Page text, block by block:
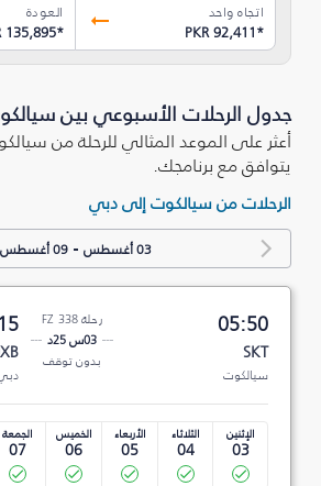
اتجاه واحد
PKR 92,411*
العودة
135,895*
جدول الرحلات الأسبوعي بين
أعثر على الموعد المثالي للرحلة من
يتوافق مع برنامجك.
الرحلات من سيالكوت إلى دبي
03 أغسطس -09 أغسطس
05:50
SKT
سيالكوت
رحلة FZ 338
03س 25د
بدون توقف
الإثنين
03
الثلاثاء
04
الأربعاء
05
الخميس
06
الجمعة
07